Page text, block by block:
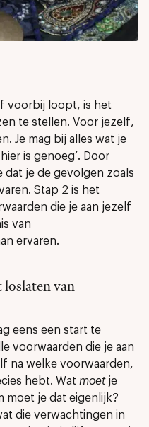
voorbij loopt, is het
te stellen. Voor jezelf,
Je mag bij alles wat je
is genoeg’. Door
je de gevolgen zoals
Stap 2 is het
die je aan jezelf
van
ervaren.
loslaten van
eens een start te
voorwaarden die je aan
na welke voorwaarden,
hebt. Wat moetje
moet je dat eigenlijk?
die verwachtingen in